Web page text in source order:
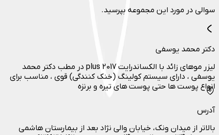
سوالی در مورد این مجموعه بپرسید.
دکتر محمد یوسفی
لیزر موهای زائد با الکساندرایت plus 2017 در مطب دکتر محمد
یوسفی ، دارای سیستم کولینگ (خنک کنندگی) قوی ، مناسب برای
انواع پوست ها حتی پوست های تیره و برنزه
آدرس
بالاتر از میدان ونک، خیابان والی نژاد بعد از بیمارستان هاشمی